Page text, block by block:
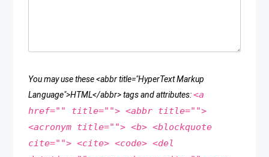
You may use these <abbr title="HyperText Markup
Language">HTML</abbr> tags and attributes:<a
href="" title=""> <abbr title="">
<acronym title=""> <b> <blockquote
cite=""> <cite> <code> <del